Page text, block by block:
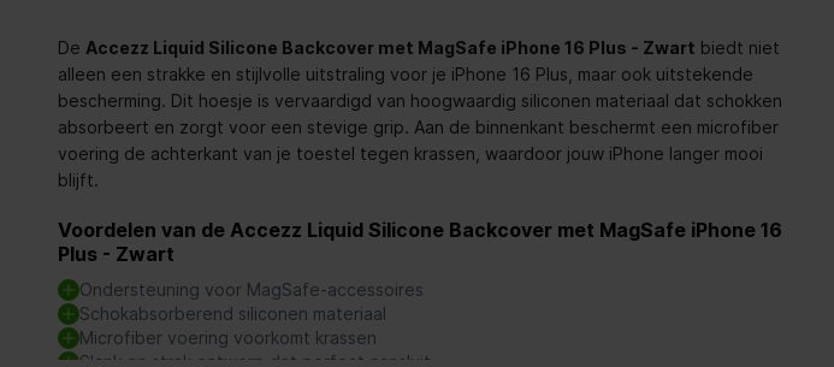
De Accezz Liquid Silicone Backcover met MagSafe iPhone 16 Plus - Zwart biedt niet
alleen een strakke en stijlvolle uitstraling voor je iPhone 16 Plus, maar ook uitstekende
bescherming. Dit hoesje is vervaardigd van hoogwaardig siliconen materiaal dat schokken
absorbeert en zorgt voor een stevige grip. Aan de binnenkant beschermt een microfiber
voering de achterkant van je toestel tegen krassen, waardoor jouw iPhone langer mooi
blijft.
Voordelen van de Accezz Liquid Silicone Backcover met MagSafe iPhone 16
Plus - Zwart
Ondersteuning voor MagSafe-accessoires
Schokabsorberend siliconen materiaal
Microfiber voering voorkomt krassen
Slank en strak ontwerp dat perfect aansluit